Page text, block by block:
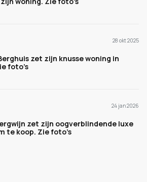
28 okt 2025
zet zijn knusse woning in
foto’s
24 jan 2026
zet zijn oogverblindende luxe
te koop. Zie foto’s